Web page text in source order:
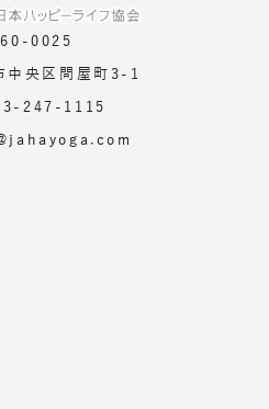
0025
中央区問屋町3-1
247-1115